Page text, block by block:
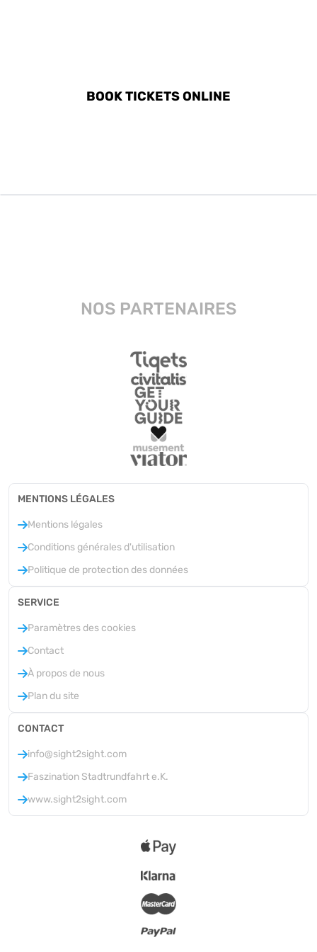
BOOK TICKETS ONLINE
NOS PARTENAIRES
MENTIONS LÉGALES
Mentions légales
Conditions générales d'utilisation
Politique de protection des données
SERVICE
Paramètres des cookies
Contact
À propos de nous
Plan du site
CONTACT
info@sight2sight.com
Faszination Stadtrundfahrt e.K.
www.sight2sight.com